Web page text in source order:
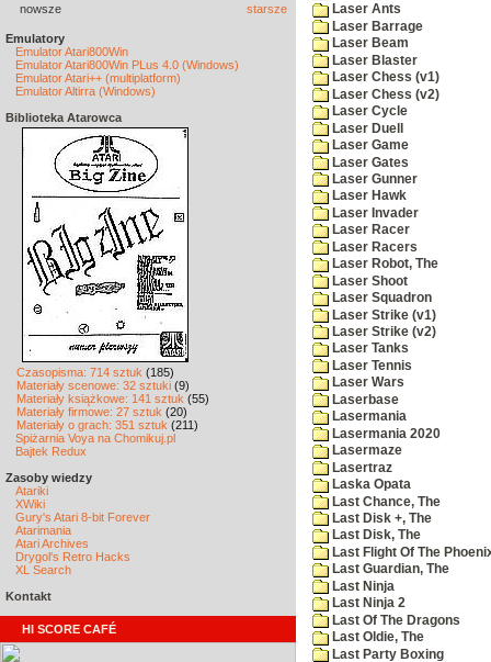
nowsze starsze
Emulatory
Emulator Atari800Win
Emulator Atari800Win PLus 4.0 (Windows)
Emulator Atari++ (multiplatform)
Emulator Altirra (Windows)
Biblioteka Atarowca
Czasopisma: 714 sztuk (185)
Materiały scenowe: 32 sztuki (9)
Materiały książkowe: 141 sztuk (55)
Materiały firmowe: 27 sztuk (20)
Materiały o grach: 351 sztuk (211)
Spiżarnia Voya na Chomikuj.pl
Bajtek Redux
Zasoby wiedzy
Atariki
XWiki
Gury's Atari 8-bit Forever
Atarimania
Atari Archives
Drygol's Retro Hacks
XL Search
Kontakt
HI SCORE CAFÉ
Laser Ants
Laser Barrage
Laser Beam
Laser Blaster
Laser Chess (v1)
Laser Chess (v2)
Laser Cycle
Laser Duell
Laser Game
Laser Gates
Laser Gunner
Laser Hawk
Laser Invader
Laser Racer
Laser Racers
Laser Robot, The
Laser Shoot
Laser Squadron
Laser Strike (v1)
Laser Strike (v2)
Laser Tanks
Laser Tennis
Laser Wars
Laserbase
Lasermania
Lasermania 2020
Lasermaze
Lasertraz
Laska Opata
Last Chance, The
Last Disk +, The
Last Disk, The
Last Flight Of The
Last Guardian, The
Last Ninja
Last Ninja 2
Last Of The Dragons
Last Oldie, The
Last Party Boxing